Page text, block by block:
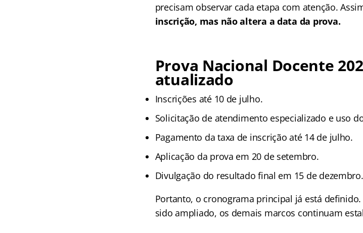
precisam observar cada etapa com atenção.
inscrição, mas não altera a data da prova.
Prova Nacional Docente
atualizado
Inscrições até 10 de julho.
Solicitação de atendimento especializado e uso
Pagamento da taxa de inscrição até 14 de julho.
Aplicação da prova em 20 de setembro.
Divulgação do resultado final em 15 de dezembro.
Portanto, o cronograma principal já está
sido ampliado, os demais marcos continuam